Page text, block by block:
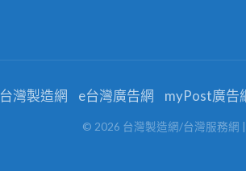
台灣製造網 e台灣廣告網 myPost廣告
© 2026 台灣製造網/台灣服務網